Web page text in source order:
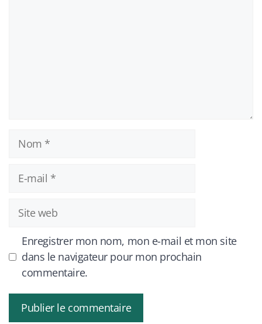
Nom
mail
Site
web
Enregistrer mon nom, mon e-mail et mon site
dans le navigateur pour mon prochain
commentaire.